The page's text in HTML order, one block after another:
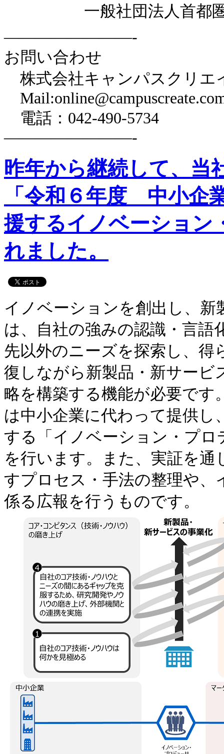
一般社団法人首都圏産
————————-
お問い合わせ
株式会社キャンパスクリエ
電話：042-490-5734
————————-
昨年から継続して、当
「令和６年度 中小企
援するイノベーション
れました。
イノベーションを創出し、
は、自社の強みの認識・言語
先以外のニーズを探索し、得
復しながら新製品・新サービ
略を構築する機能が必要です
は中小企業に代わって提供し
する「イノベーション・プロ
を行います。また、実証を
すプロセス・手法の整理や
係る広報を行うものです。